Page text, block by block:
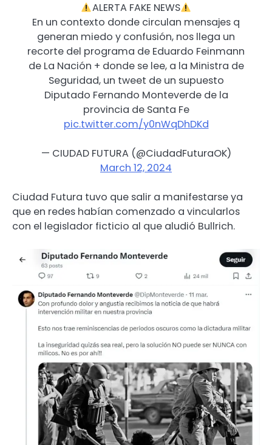
ALERTA FAKE NEWS
En un contexto donde circulan mensajes q
generan miedo y confusión, nos llega un
recorte del programa de Eduardo Feinmann
de La Nación + donde se lee, a la Ministra de
Seguridad, un tweet de un supuesto
Diputado Fernando Monteverde de la
provincia de Santa Fe
pic.twitter.com/y0nWqDhDKd
— CIUDAD FUTURA (@CiudadFuturaOK)
March 12, 2024
Ciudad Futura tuvo que salir a manifestarse ya
que en redes habían comenzado a vincularlos
con el legislador ficticio al que aludió Bullrich.